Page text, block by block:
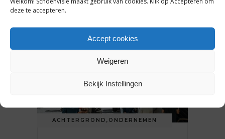
deze te accepteren.
Accept cookies
Weigeren
Bekijk Instellingen
ACHTERGROND , ONDERNEMEN